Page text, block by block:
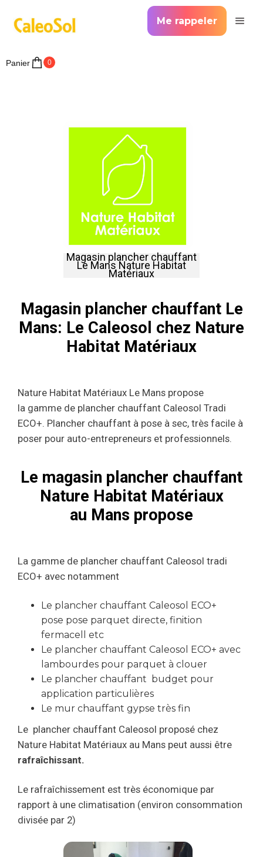
Me rappeler
Panier 0
Magasin plancher chauffant
Le Mans Nature Habitat
Matériaux
Magasin plancher chauffant Le
Mans: Le Caleosol chez Nature
Habitat Matériaux
Nature Habitat Matériaux Le Mans propose
la gamme de plancher chauffant Caleosol Tradi
ECO+. Plancher chauffant à pose à sec, très facile à
poser pour auto-entrepreneurs et professionnels.
Le magasin plancher chauffant
Nature Habitat Matériaux
au Mans propose
La gamme de plancher chauffant Caleosol tradi
ECO+ avec notamment
Le plancher chauffant Caleosol ECO+
pose pose parquet directe, finition
fermacell etc
Le plancher chauffant Caleosol ECO+ avec
lambourdes pour parquet à clouer
Le plancher chauffant budget pour
application particulières
Le mur chauffant gypse très fin
Le plancher chauffant Caleosol proposé chez
Nature Habitat Matériaux au Mans peut aussi être
rafraîchissant.
Le rafraîchissement est très économique par
rapport à une climatisation (environ consommation
divisée par 2)